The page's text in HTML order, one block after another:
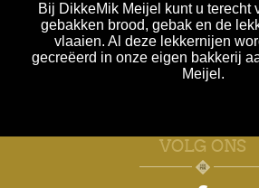
Bij DikkeMik Meijel kunt u terecht
gebakken brood, gebak en de
vlaaien. Al deze lekkernijen
gecreëerd in onze eigen bakkerij
Meijel.
VOLG ONS